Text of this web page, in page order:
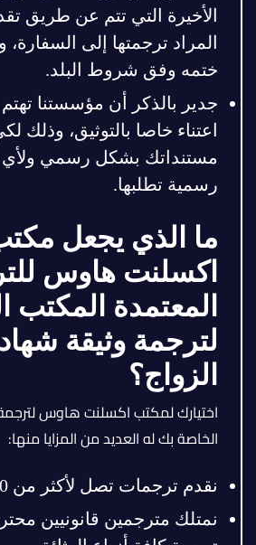
الأخيرة التي تتم عن طريق
المراد ترجمتها إلى
ختمه وفق شروط البلد.
جدير بالذكر أن مؤسستنا
اعتناء خاصا بالتوثيق، وذلك
مستنداتك بشكل رسمي
رسمية تطلبها.
ما الذي يجعل
اكسلنت هاوس
المعتمدة المكتب
لترجمة وثيقة
الزواج؟
اختيارك لمكتب اكسلنت هاوس
الخاصة بك له العديد من المزايا منها:
نقدم ترجمات تصل لأكثر من 120 لغة.
نمتلك مترجمين قانونيين